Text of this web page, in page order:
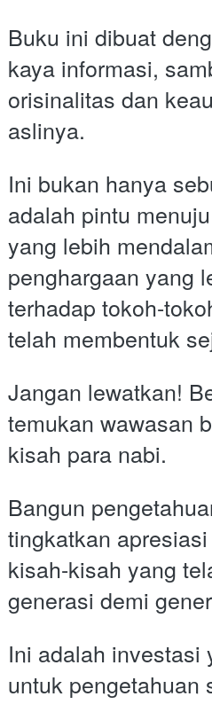
Buku ini dibuat
kaya informasi,
orisinalitas dan
aslinya.
Ini bukan hanya
adalah pintu
yang lebih
penghargaan yang
terhadap tokoh-
telah membentuk
Jangan lewatkan!
temukan wawasan
kisah para nabi.
Bangun
tingkatkan
kisah-kisah yang
generasi demi
Ini adalah investasi
untuk pengetahuan